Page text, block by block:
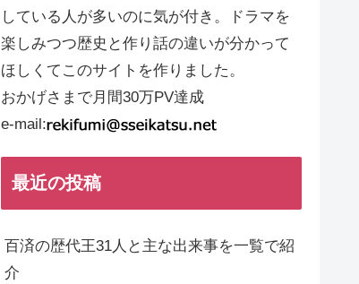
している人が多いのに気が付き。ドラマを
楽しみつつ歴史と作り話の違いが分かって
ほしくてこのサイトを作りました。
おかげさまで月間30万PV達成
e-mail:
最近の投稿
百済の歴代王31人と主な出来事を一覧で紹
介